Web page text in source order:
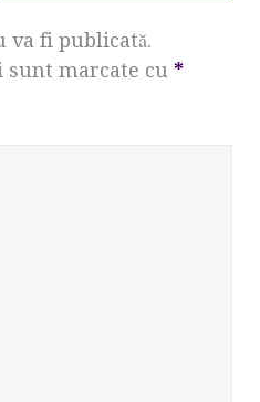
va fi publicată.
marcate cu *